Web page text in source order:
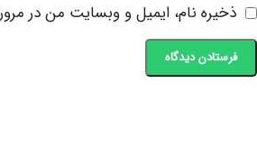
ذخیره نام، ایمیل و وبسایت من در